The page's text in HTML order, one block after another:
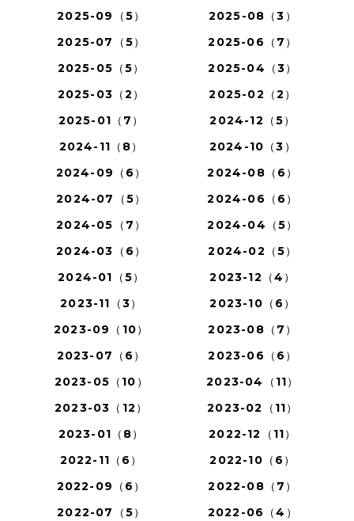
2025-09（5）
2025-08（3）
2025-07（5）
2025-06（7）
2025-05（5）
2025-04（3）
2025-03（2）
2025-02（2）
2025-01（7）
2024-12（5）
2024-11（8）
2024-10（3）
2024-09（6）
2024-08（6）
2024-07（5）
2024-06（6）
2024-05（7）
2024-04（5）
2024-03（6）
2024-02（5）
2024-01（5）
2023-12（4）
2023-11（3）
2023-10（6）
2023-09（10）
2023-08（7）
2023-07（6）
2023-06（6）
2023-05（10）
2023-04（11）
2023-03（12）
2023-02（11）
2023-01（8）
2022-12（11）
2022-11（6）
2022-10（6）
2022-09（6）
2022-08（7）
2022-07（5）
2022-06（4）